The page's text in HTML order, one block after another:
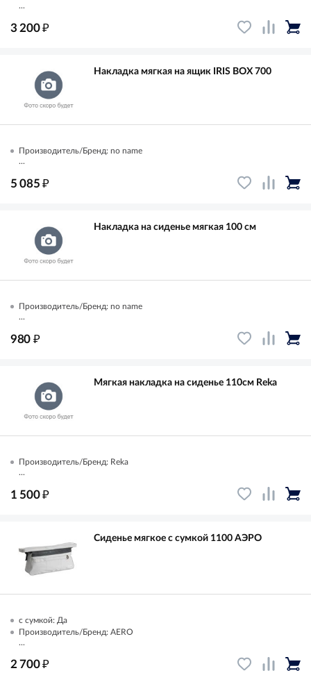
...
3 200₽
Накладка мягкая на ящик IRIS BOX 700
Производитель/Бренд: no name
...
5 085₽
Накладка на сиденье мягкая 100 см
Производитель/Бренд: no name
...
980 ₽
Мягкая накладка на сиденье 110см Reka
Производитель/Бренд: Reka
...
1 500₽
Сиденье мягкое с сумкой 1100 АЭРО
с сумкой: Да
Производитель/Бренд: AERO
...
2 700₽